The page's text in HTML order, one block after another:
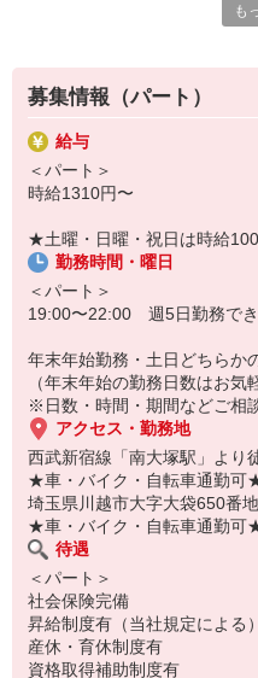
ります！
その他にも、
＜交通費支給＞＜制服貸与＞
＜各社会保険完備＞＜互助会制
うれしい待遇をご用意しました！
丁寧にお教えしますので、どな
分からないこともすぐに聞ける
経験がなくても、ブランクがあ
も
募集情報（パート）
給与
＜パート＞
時給1310円〜
★土曜・日曜・祝日は時給100
勤務時間・曜日
＜パート＞
19:00〜22:00 週5日勤務で
年末年始勤務・土日どちらか
（年末年始の勤務日数はお気
※日数・時間・期間などご相
アクセス・勤務地
西武新宿線「南大塚駅」より
★車・バイク・自転車通勤可
埼玉県川越市大字大袋650番
★車・バイク・自転車通勤可
待遇
＜パート＞
社会保険完備
昇給制度有（当社規定による）
産休・育休制度有
資格取得補助制度有